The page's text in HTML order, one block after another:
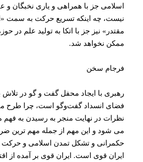
اسلامی جز با همراهی و یاری نخبگان و
نیست، چه اینکه تسریع حرکت به سمت
مقتدر» نیز جز با اتکا به تولید علم در
ممکن نخواهد شد.
فرجام سخن
رهبری با ایجاد محفل گفت و گو در تلاش
فضای انسداد گفت‌و‌گو است، چرا طرح
نظرات در نهایت منجر به رسیدن به فهم
می شود و این مهم از جمله مهم ترین
حکمرانی و تشکل تمدن اسلامی و
ایران قوی است. ایران قوی بر آمده از